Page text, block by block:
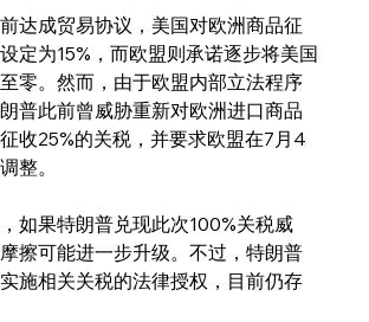
达成贸易协议，美国对欧洲商品征
定为15%，而欧盟则承诺逐步将美国
零。然而，由于欧盟内部立法程序
普此前曾威胁重新对欧洲进口商品
征收25%的关税，并要求欧盟在7月4
整。
如果特朗普兑现此次100%关税威
擦可能进一步升级。不过，特朗普
施相关关税的法律授权，目前仍存